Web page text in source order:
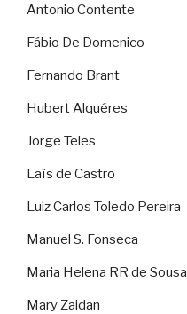
Antonio Contente
Fábio De Domenico
Fernando Brant
Hubert Alquéres
Jorge Teles
Laïs de Castro
Luiz Carlos Toledo Pereira
Manuel S. Fonseca
Maria Helena RR de Sousa
Mary Zaidan